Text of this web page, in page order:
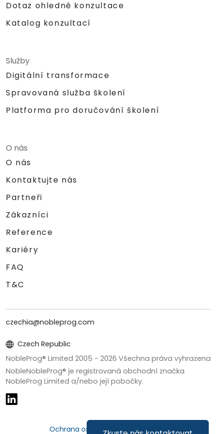
Dotaz ohledně konzultace
Katalog konzultací
Služby
Digitální transformace
Spravovaná služba školení
Platforma pro doručování školení
O nás
O nás
Kontaktujte nás
Partneři
Zákazníci
Reference
Kariéry
FAQ
T&C
czechia@nobleprog.com
Czech Republic
NobleProg® Limited 2005 - 2026 Všechna práva vyhrazena
NobleNobleProg® je registrovaná obchodní značka
NobleProg Limited a/nebo její pobočky.
Ochrana osobních údajů a cookies